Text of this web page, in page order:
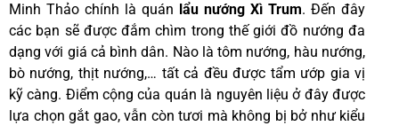
Minh Thảo chính là quán lẩu nướng Xì Trum. Đến đây
các bạn sẽ được đắm chìm trong thế giới đồ nướng đa
dạng với giá cả bình dân. Nào là tôm nướng, hàu nướng,
bò nướng, thịt nướng,… tất cả đều được tẩm ướp gia vị
kỹ càng. Điểm cộng của quán là nguyên liệu ở đây được
lựa chọn gắt gao, vẫn còn tươi mà không bị bở như kiểu